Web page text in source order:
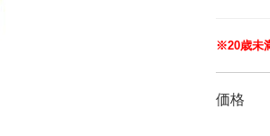
※20歳未
価格